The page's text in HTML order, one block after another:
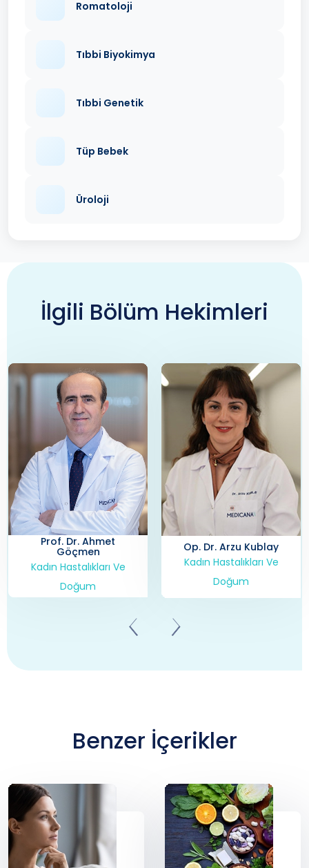
Romatoloji
Tıbbi Biyokimya
Tıbbi Genetik
Tüp Bebek
Üroloji
İlgili Bölüm Hekimleri
Op. Dr. Arzu Kublay
Kadın Hastalıkları Ve
Doğum
Doç. Dr. Aşkın Doğan
Kadın Hastalıkları Ve
Doğum
Benzer İçerikler